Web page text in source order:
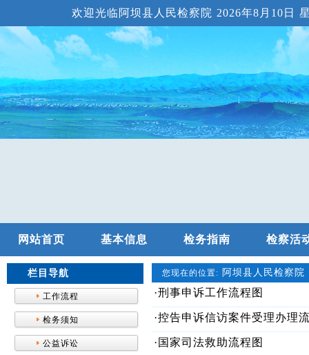
欢迎光临阿坝县人民检察院 2026年8月10日
网站首页 基本信息 检务指南 检察活
栏目导航
工作流程
检务须知
公益诉讼
您现在的位置: 阿坝县人民检察院
·刑事申诉工作流程图
·控告申诉信访案件受理办理
·国家司法救助流程图